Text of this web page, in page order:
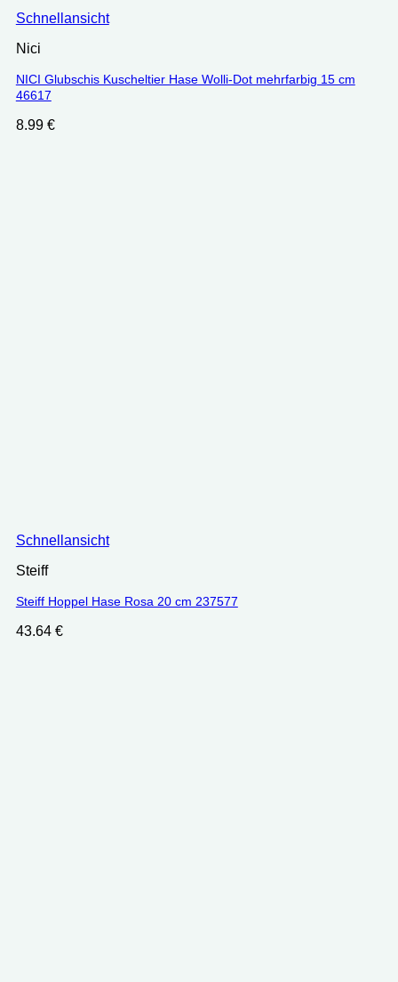
Schnellansicht
Nici
NICI Glubschis Kuscheltier Hase Wolli-Dot mehrfarbig 15 cm
46617
8.99 €
Schnellansicht
Steiff
Steiff Hoppel Hase Rosa 20 cm 237577
43.64 €